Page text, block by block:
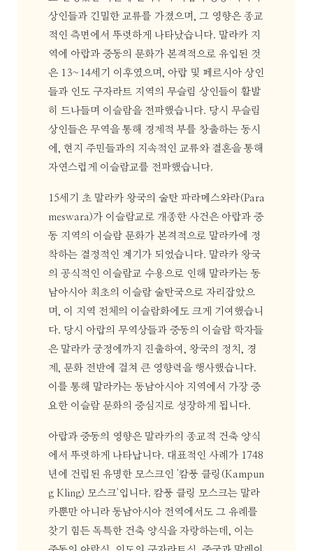
상인들과 긴밀한 교류를 가졌으며, 그 영향은 종교
적인 측면에서 뚜렷하게 나타났습니다. 말라카 지
역에 아랍과 중동의 문화가 본격적으로 유입된 것
은 13~14세기 이후였으며, 아랍 및 페르시아 상인
들과 인도 구자라트 지역의 무슬림 상인들이 활발
히 드나들며 이슬람을 전파했습니다. 당시 무슬림
상인들은 무역을 통해 경제적 부를 창출하는 동시
에, 현지 주민들과의 지속적인 교류와 결혼을 통해
자연스럽게 이슬람교를 전파했습니다.
15세기 초 말라카 왕국의 술탄 파라메스와라(Para
meswara)가 이슬람교로 개종한 사건은 아랍과 중
동 지역의 이슬람 문화가 본격적으로 말라카에 정
착하는 결정적인 계기가 되었습니다. 말라카 왕국
의 공식적인 이슬람교 수용으로 인해 말라카는 동
남아시아 최초의 이슬람 술탄국으로 자리잡았으
며, 이 지역 전체의 이슬람화에도 크게 기여했습니
다. 당시 아랍의 무역상들과 중동의 이슬람 학자들
은 말라카 궁정에까지 진출하여, 왕국의 정치, 경
제, 문화 전반에 걸쳐 큰 영향력을 행사했습니다.
이를 통해 말라카는 동남아시아 지역에서 가장 중
요한 이슬람 문화의 중심지로 성장하게 됩니다.
아랍과 중동의 영향은 말라카의 종교적 건축 양식
에서 뚜렷하게 나타납니다. 대표적인 사례가 1748
년에 건립된 유명한 모스크인 '캄풍 클링(Kampun
g Kling) 모스크'입니다. 캄풍 클링 모스크는 말라
카뿐만 아니라 동남아시아 전역에서도 그 유례를
찾기 힘든 독특한 건축 양식을 자랑하는데, 이는